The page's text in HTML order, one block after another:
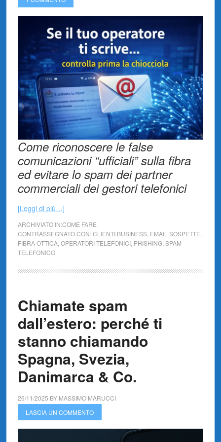
Come riconoscere le false
comunicazioni “ufficiali” sulla fibra
ed evitare lo spam dei partner
commerciali dei gestori telefonici
[Leggi di più…]
ARCHIVIATO IN:COME FARE
CONTRASSEGNATO CON:CLIENTI BUSINESS, EMAIL SOSPETTE
FIBRA OTTICA, OPERATORI TELEFONICI, PHISHING, SPAM
TELEFONICO
Chiamate spam
dall’estero: perché ti
stanno chiamando
Spagna, Svezia,
Danimarca & Co.
26/11/2025 BY MASSIMO MARUCCI
LASCIA UN COMMENTO